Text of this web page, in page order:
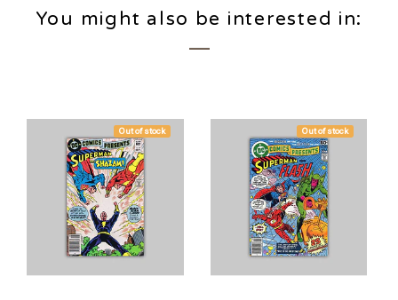
You might also be interested in:
Out of stock Out of stock